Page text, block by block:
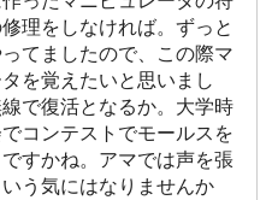
理をしなければ。ずっと
てましたので、この際マ
を覚えたいと思いまし
で復活となるか。大学時
コンテストでモールスを
すかね。アマでは声を張
う気にはなりませんか